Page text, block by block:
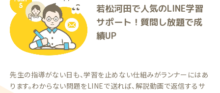
若松河田で人気のLINE学習
サポート！質問し放題で成
績UP
先生の指導がない日も、学習を止めない仕組みがランナーにはあ
ります。わからない問題をLINEで送れば、解説動画で返信するサ